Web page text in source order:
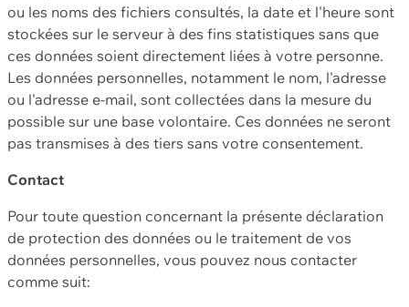
ou les noms des fichiers consultés, la date et l'heure sont
stockées sur le serveur à des fins statistiques sans que
ces données soient directement liées à votre personne.
Les données personnelles, notamment le nom, l'adresse
ou l'adresse e-mail, sont collectées dans la mesure du
possible sur une base volontaire. Ces données ne seront
pas transmises à des tiers sans votre consentement.
Contact
Pour toute question concernant la présente déclaration
de protection des données ou le traitement de vos
données personnelles, vous pouvez nous contacter
comme suit: